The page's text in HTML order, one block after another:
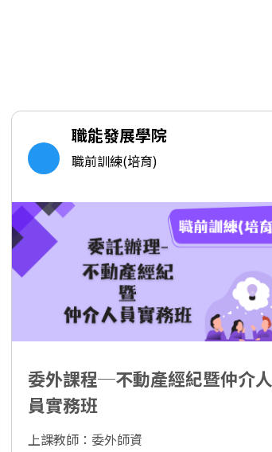
職能發展學院
職前訓練(培育)
委外課程─不動產經紀暨仲介人
員實務班
上課教師：委外師資